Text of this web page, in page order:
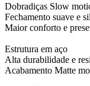
Dobradiças Slow
Fechamento suave e
Maior conforto e
Estrutura em aço
Alta durabilidade e
Acabamento Matte